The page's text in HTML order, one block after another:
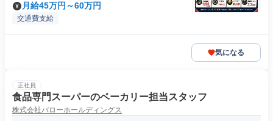
月給45万円～60万円
交通費支給
気になる
正社員
食品専門スーパーのベーカリー担当スタッフ
株式会社バローホールディングス